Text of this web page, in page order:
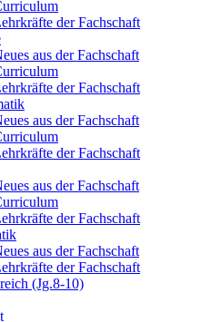
der Fachschaft
aus der Fachschaft
der Fachschaft
aus der Fachschaft
der Fachschaft
aus der Fachschaft
der Fachschaft
aus der Fachschaft
der Fachschaft
(Jg.8-10)